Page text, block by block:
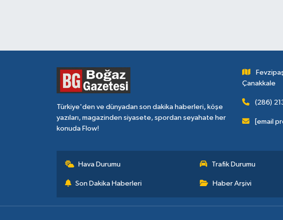
Türkiye'den ve dünyadan son dakika haberleri, köşe
yazıları, magazinden siyasete, spordan seyahate her
konuda Flow!
Çanakkale
(286)
[email
Hava Durumu Trafik Durumu
Son Dakika Haberleri Haber Arşivi